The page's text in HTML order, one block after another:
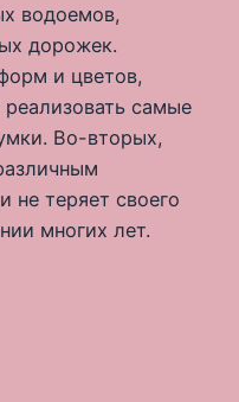
водоемов,
дорожек.
и цветов,
реализовать самые
Во-вторых,
не теряет своего
многих лет.